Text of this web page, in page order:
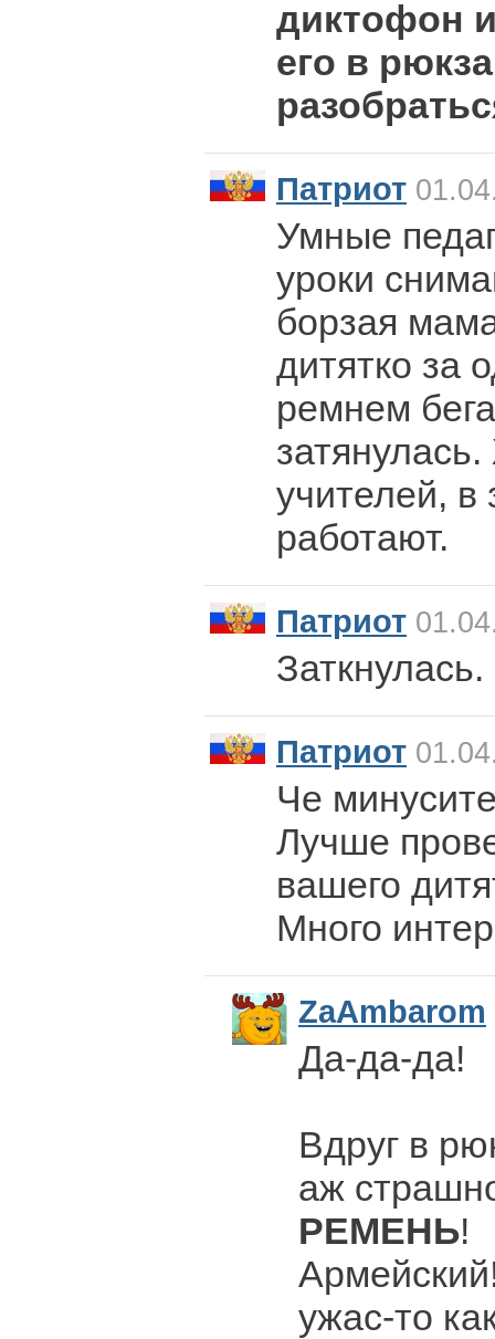
диктофон
его в
Патриот
Умные
уроки
борзая
дитятко за
ремнем
учителей, в
работают.
Патриот
Заткнулась.
Патриот
Че
Лучше
вашего
Много
ZaAmbarom
Да-да-да!
Вдруг в
аж
РЕМЕНЬ!
ужас-то